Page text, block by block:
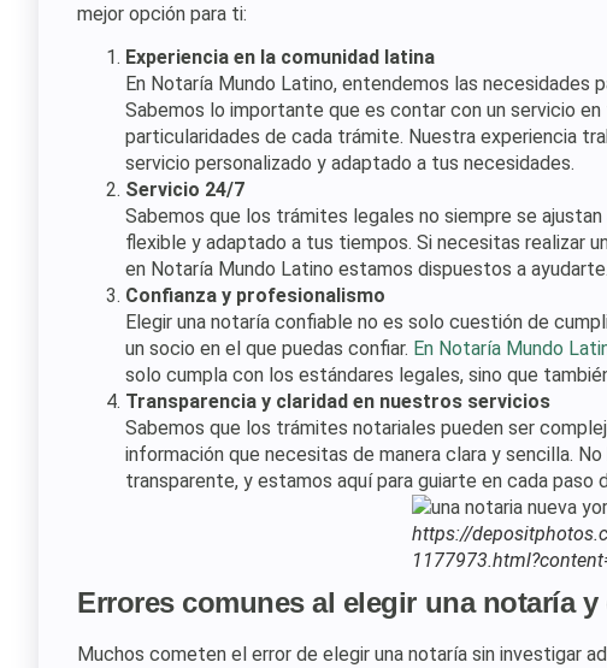
mejor opción para ti:
Experiencia en la comunidad latina
En Notaría Mundo Latino, entendemos las necesidades
Sabemos lo importante que es contar con un servicio
particularidades de cada trámite. Nuestra experiencia
servicio personalizado y adaptado a tus necesidades.
Servicio 24/7
Sabemos que los trámites legales no siempre se
flexible y adaptado a tus tiempos. Si necesitas realizar
en Notaría Mundo Latino estamos dispuestos a ayudarte.
Confianza y profesionalismo
Elegir una notaría confiable no es solo cuestión de
un socio en el que puedas confiar. En Notaría Mundo
solo cumpla con los estándares legales, sino que
Transparencia y claridad en nuestros servicios
Sabemos que los trámites notariales pueden ser
información que necesitas de manera clara y sencilla.
transparente, y estamos aquí para guiarte en cada paso
https://
Errores comunes al elegir una notaría
Muchos cometen el error de elegir una notaría sin investigar